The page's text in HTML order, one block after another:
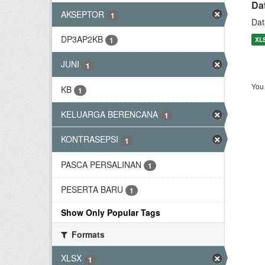
AKSEPTOR 1
DP3AP2KB 1
JUNI 1
KB 1
KELUARGA BERENCANA 1
KONTRASEPSI 1
PASCA PERSALINAN 1
PESERTA BARU 1
Show Only Popular Tags
Formats
XLSX
1